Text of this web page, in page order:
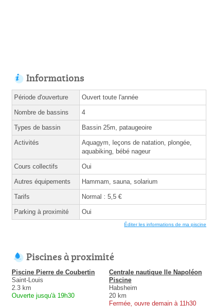
Informations
Période d'ouverture Ouvert toute l'année
Nombre de bassins 4
Types de bassin Bassin 25m, pataugeoire
Activités
Aquagym, leçons de natation, plongée,
aquabiking, bébé nageur
Cours collectifs Oui
Autres équipements Hammam, sauna, solarium
Tarifs Normal : 5,5 €
Parking à proximité Oui
Éditer les informations de ma piscine
Piscines à proximité
Piscine Pierre de Coubertin
Saint-Louis
2.3 km
Ouverte jusqu'à 19h30
Centrale nautique Ile Napoléon
Piscine
Habsheim
20 km
Fermée, ouvre demain à 11h30